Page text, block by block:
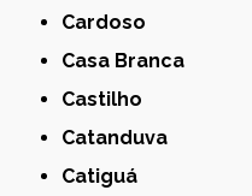
Cardoso
Casa Branca
Castilho
Catanduva
Catiguá